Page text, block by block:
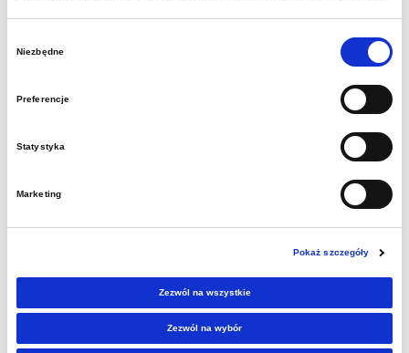
Niezbędne
Preferencje
Statystyka
Marketing
Pokaż szczegóły
Zezwól na wszystkie
Zezwól na wybór
09:00 – 20:00
50 zł / os.